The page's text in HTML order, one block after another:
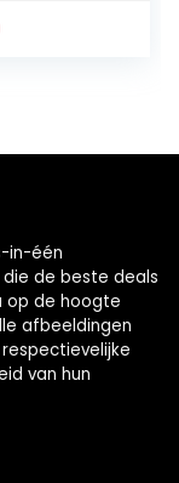
in-één
de beste deals
op de hoogte
afbeeldingen
van hun